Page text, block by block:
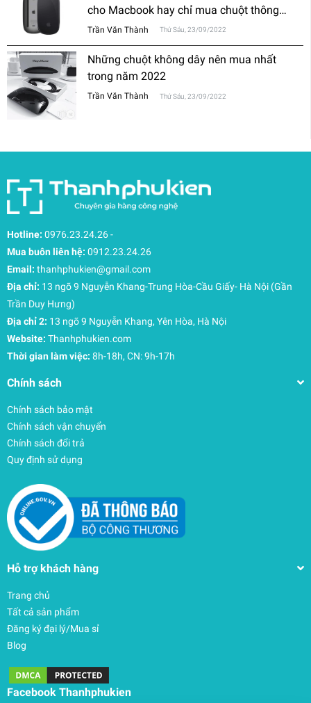
cho Macbook hay chỉ mua chuột thông
thường?
Trần Văn Thành Thứ Sáu, 23/09/2022
Những chuột không dây nên mua nhất
trong năm 2022
Trần Văn Thành Thứ Sáu, 23/09/2022
Hotline: 0976.23.24.26-
Mua buôn liên hệ: 0912.23.24.26
Email: thanhphukien@gmail.com
Địa chỉ: 13 ngõ 9 Nguyễn Khang-Trung Hòa-Cầu Giấy- Hà Nội (Gần
Trần Duy Hưng)
Địa chỉ 2: 13 ngõ 9 Nguyễn Khang, Yên Hòa, Hà Nội
Website: Thanhphukien.com
Thời gian làm việc: 8h-18h, CN: 9h-17h
Chính sách
Chính sách bảo mật
Chính sách vận chuyển
Chính sách đổi trả
Quy định sử dụng
Hỗ trợ khách hàng
Trang chủ
Tất cả sản phẩm
Đăng ký đại lý/Mua sỉ
Blog
Facebook Thanhphukien